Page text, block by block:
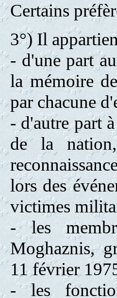
Certains
3°) Il
- d'une part
la mémoire
par chacune
- d'autre part
de la
lors des
victimes
- les
Moghaznis,
11 février
- les